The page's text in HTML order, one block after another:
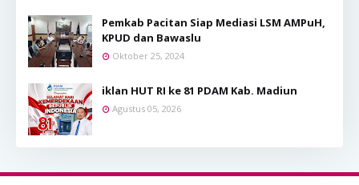
Pemkab Pacitan Siap Mediasi LSM AMPuH,
KPUD dan Bawaslu
Oktober 25, 2024
iklan HUT RI ke 81 PDAM Kab. Madiun
Agustus 05, 2026